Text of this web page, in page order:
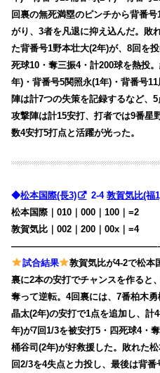
回裏の無死満塁のピンチから背番
がり、3者を凡退に抑え込んだ。敗
た背番号1野本壮大(2年)が、8回を
死球10・奪三振4・計200球を熱投
年)・背番号5関照永(1年)・背番号
陣は計7つの失策を記録するなど、
攻撃陣は計15安打、打者では9番星
数4安打5打点と活躍が光った。
◆松本国際(長3) 2-4敦賀気比(福
松本国際｜010｜000｜100｜=2
敦賀気比｜002｜200｜00x｜=4
試合結果
敦賀気比が4-2で松本
裏に2本の安打でチャンスを作ると
奪って逆転。4回裏には、7番柏木
晶太(2年)の安打で1点を追加し、計
年)が7回1/3を被安打5・四死球4・
桶谷司(2年)が好救援した。敗れた
回2/3を4失点と力投し、最後は背